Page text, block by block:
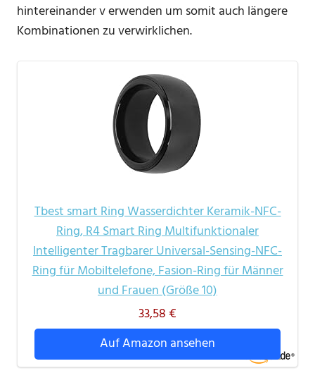
hintereinander v erwenden um somit auch längere
Kombinationen zu verwirklichen.
Tbest smart Ring Wasserdichter Keramik-NFC-
Ring, R4 Smart Ring Multifunktionaler
Intelligenter Tragbarer Universal-Sensing-NFC-
Ring für Mobiltelefone, Fasion-Ring für Männer
und Frauen (Größe 10)
33,58 €
Auf Amazon ansehen